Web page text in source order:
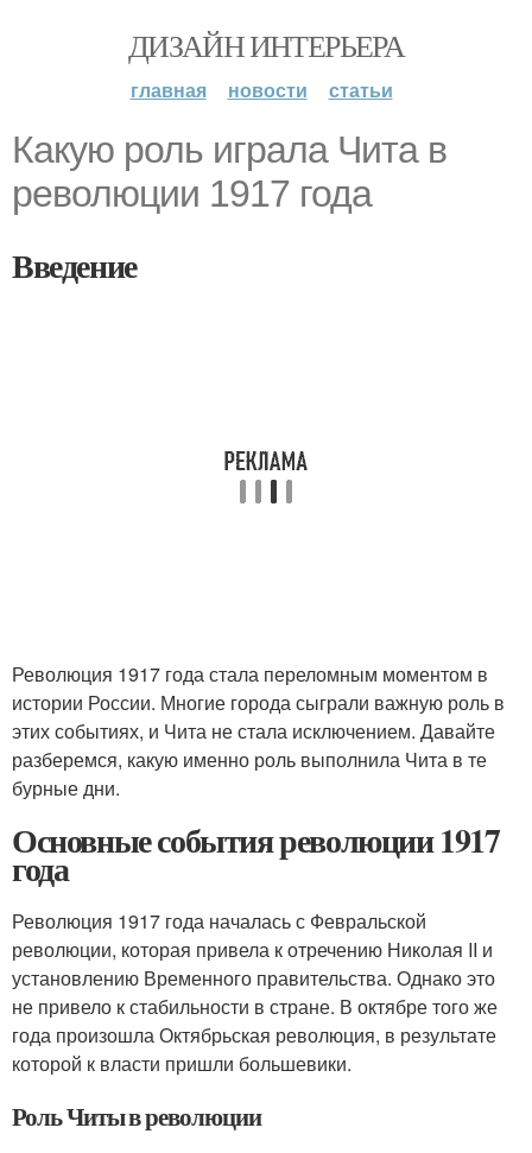
ДИЗАЙН ИНТЕРЬЕРА
главная новости статьи
Какую роль играла Чита в
революции 1917 года
Введение
Революция 1917 года стала переломным моментом в
истории России. Многие города сыграли важную роль в
этих событиях, и Чита не стала исключением. Давайте
разберемся, какую именно роль выполнила Чита в те
бурные дни.
Основные события революции 1917
года
Революция 1917 года началась с Февральской
революции, которая привела к отречению Николая II и
установлению Временного правительства. Однако это
не привело к стабильности в стране. В октябре того же
года произошла Октябрьская революция, в результате
которой к власти пришли большевики.
Роль Читы в революции